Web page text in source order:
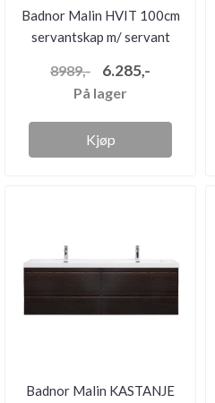
Badnor Malin HVIT 100cm
servantskap m/ servant
8989,- 6.285,-
På lager
Kjøp
Badnor Malin KASTANJE